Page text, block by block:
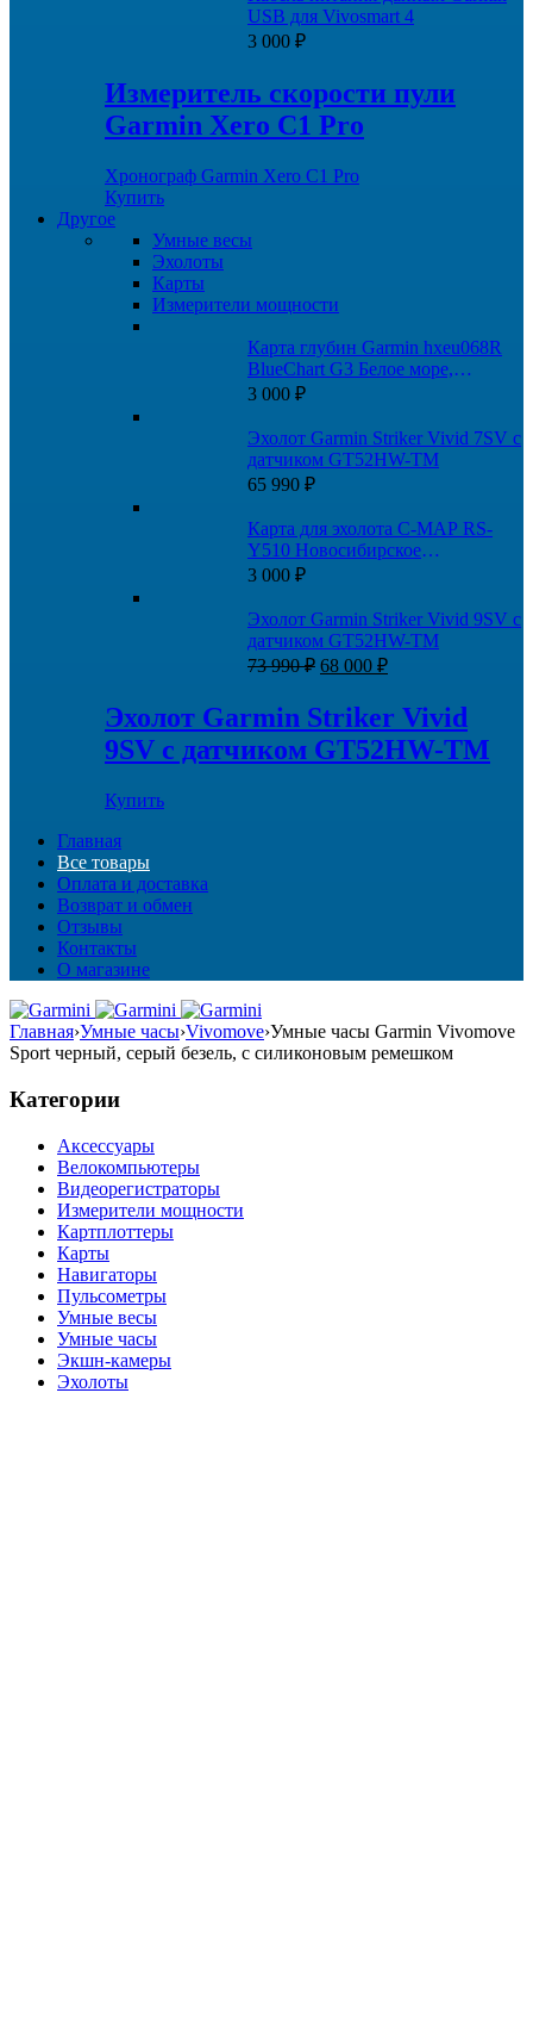
USB для Vivosmart 4
3 000 ₽
Измеритель скорости пули
Garmin Xero C1 Pro
Хронограф Garmin Xero C1 Pro
Купить
Другое
Умные весы
Эхолоты
Карты
Измерители мощности
Карта глубин Garmin hxeu068R
BlueChart G3 Белое море,
Баренцево море
3 000 ₽
Эхолот Garmin Striker Vivid 7SV с
датчиком GT52HW-TM
65 990 ₽
Карта для эхолота C-MAP RS-
Y510 Новосибирское
водохранилище и Новосибирск-
3 000 ₽
Эхолот Garmin Striker Vivid 9SV с
датчиком GT52HW-TM
73 990₽ Первоначальная
составляла
73
990 ₽.
68 000 ₽Текущая
68
000 ₽.
Эхолот Garmin Striker Vivid
9SV с датчиком GT52HW-TM
Купить
Главная
Все товары
Оплата и доставка
Возврат и обмен
Отзывы
Контакты
О магазине
Главная›Умные часы›Vivomove›Умные часы Garmin Vivomove
Sport черный, серый безель, с силиконовым ремешком
Категории
Аксессуары
Велокомпьютеры
Видеорегистраторы
Измерители мощности
Картплоттеры
Карты
Навигаторы
Пульсометры
Умные весы
Умные часы
Экшн-камеры
Эхолоты